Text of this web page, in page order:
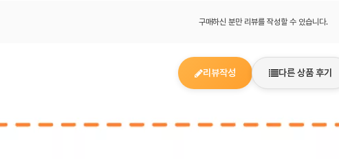
구매하신 분만 리뷰를 작성할 수 있습니다.
리뷰작성 다른 상품 후기